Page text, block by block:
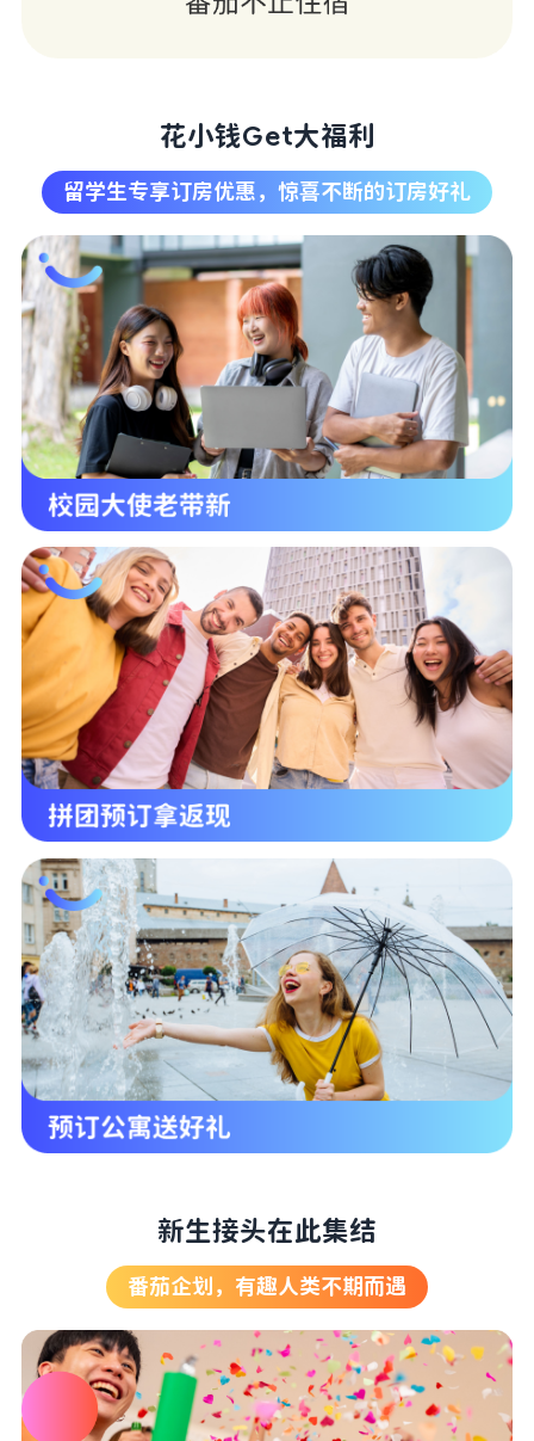
花小钱Get大福利
留学生专享订房优惠，惊喜不断的订房好礼
新生接头在此集结
番茄企划，有趣人类不期而遇